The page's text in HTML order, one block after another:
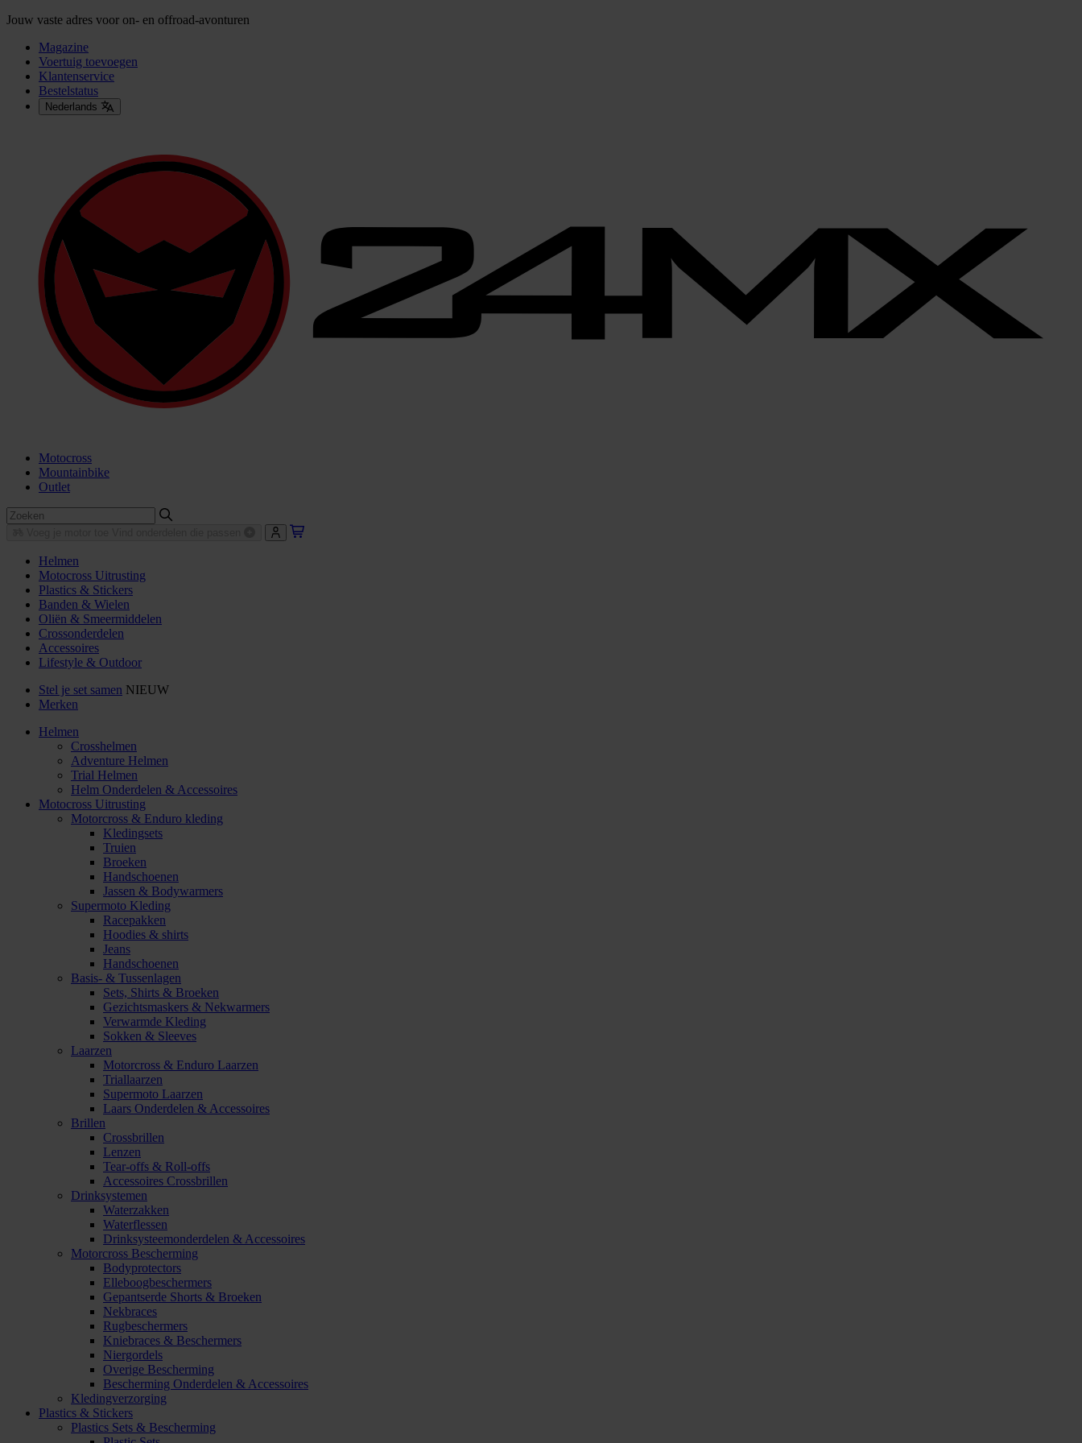
Jouw vaste adres voor on- en offroad-avonturen
Magazine
Voertuig toevoegen
Klantenservice
Bestelstatus
Nederlands
Motocross
Mountainbike
Outlet
Helmen
Motocross Uitrusting
Plastics & Stickers
Banden & Wielen
Oliën & Smeermiddelen
Crossonderdelen
Accessoires
Lifestyle & Outdoor
Stel je set samen NIEUW
Merken
Helmen
Crosshelmen
Adventure Helmen
Trial Helmen
Helm Onderdelen & Accessoires
Motocross Uitrusting
Motorcross & Enduro kleding
Kledingsets
Truien
Broeken
Handschoenen
Jassen & Bodywarmers
Supermoto Kleding
Racepakken
Hoodies & shirts
Jeans
Handschoenen
Basis- & Tussenlagen
Sets, Shirts & Broeken
Gezichtsmaskers & Nekwarmers
Verwarmde Kleding
Sokken & Sleeves
Laarzen
Motorcross & Enduro Laarzen
Triallaarzen
Supermoto Laarzen
Laars Onderdelen & Accessoires
Brillen
Crossbrillen
Lenzen
Tear-offs & Roll-offs
Accessoires Crossbrillen
Drinksystemen
Waterzakken
Waterflessen
Drinksysteemonderdelen & Accessoires
Motorcross Bescherming
Bodyprotectors
Elleboogbeschermers
Gepantserde Shorts & Broeken
Nekbraces
Rugbeschermers
Kniebraces & Beschermers
Niergordels
Overige Bescherming
Bescherming Onderdelen & Accessoires
Kledingverzorging
Plastics & Stickers
Plastics Sets & Bescherming